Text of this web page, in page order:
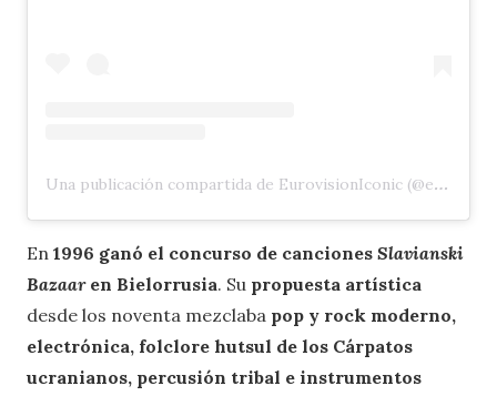
Una publicación compartida de EurovisionIconic (@eurovision.iconic)
En 1996 ganó el concurso de canciones Slavianski
Bazaar en Bielorrusia. Su propuesta artística
desde los noventa mezclaba pop y rock moderno,
electrónica, folclore hutsul de los Cárpatos
ucranianos, percusión tribal e instrumentos